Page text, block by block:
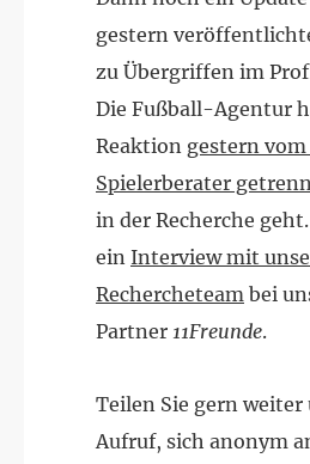
gestern
zu Übergriffen im
Die Fußball-Agentur
Reaktion gestern
Spielerberater
in der Recherche
ein Interview mit
Rechercheteam bei
Partner 11Freunde.
Teilen Sie gern weiter
Aufruf, sich anonym